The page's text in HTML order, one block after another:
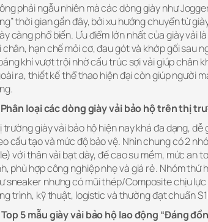
phải ngẫu nhiên mà các dòng giày như
thời gian gần đây, bởi xu hướng chuyển từ
càng phổ biến. Ưu điểm lớn nhất của giày vải
chân, hạn chế mỏi cơ, đau gót và khớp gối sau
khí vượt trội nhờ cấu trúc sợi vải giúp chân
ra, thiết kế thể thao hiện đại còn giúp người
Phân loại các dòng giày vải bảo hộ trên thị
trường giày vải bảo hộ hiện nay khá đa dạng,
cấu tạo và mức độ bảo vệ. Nhìn chung có 2
với thân vải bạt dày, đế cao su mềm, mức an
phù hợp công nghiệp nhẹ và giá rẻ. Nhóm thứ
sneaker nhưng có mũi thép/Composite chịu
trình, kỹ thuật, logistic và thường đạt chuẩn
Top 5 mẫu giày vải bảo hộ lao động “Đáng